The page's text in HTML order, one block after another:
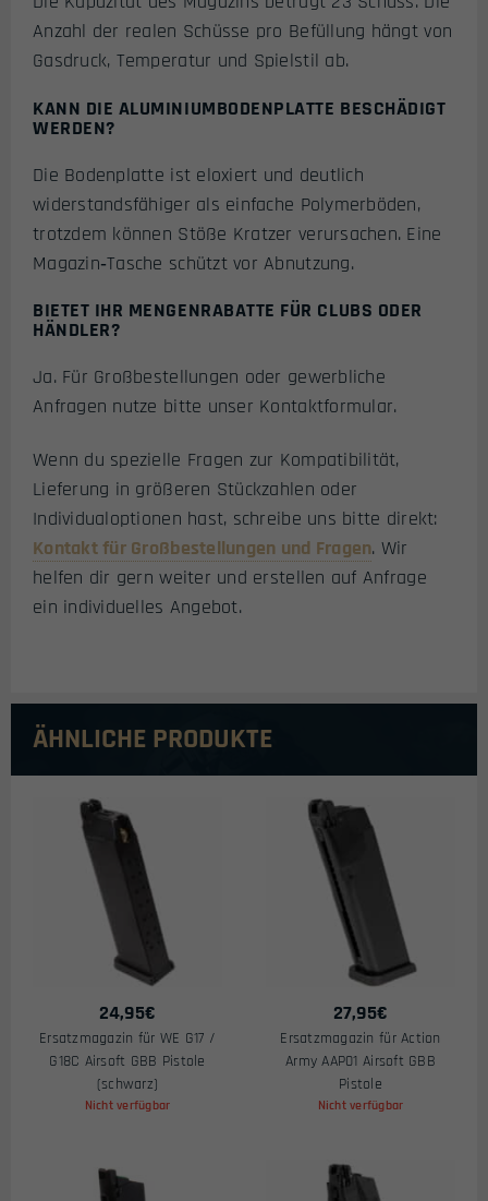
Anzahl der realen Schüsse pro Befüllung hängt von
Gasdruck, Temperatur und Spielstil ab.
KANN DIE ALUMINIUMBODENPLATTE BESCHÄDIGT
WERDEN?
Die Bodenplatte ist eloxiert und deutlich
widerstandsfähiger als einfache Polymerböden,
trotzdem können Stöße Kratzer verursachen. Eine
Magazin‑Tasche schützt vor Abnutzung.
BIETET IHR MENGENRABATTE FÜR CLUBS ODER
HÄNDLER?
Ja. Für Großbestellungen oder gewerbliche
Anfragen nutze bitte unser Kontaktformular.
Wenn du spezielle Fragen zur Kompatibilität,
Lieferung in größeren Stückzahlen oder
Individualoptionen hast, schreibe uns bitte direkt:
Kontakt für Großbestellungen und Fragen. Wir
helfen dir gern weiter und erstellen auf Anfrage
ein individuelles Angebot.
ÄHNLICHE PRODUKTE
24,95€
Ersatzmagazin für WE G17 /
G18C Airsoft GBB Pistole
(schwarz)
Nicht verfügbar
27,95€
Ersatzmagazin für Action
Army AAP01 Airsoft GBB
Pistole
Nicht verfügbar